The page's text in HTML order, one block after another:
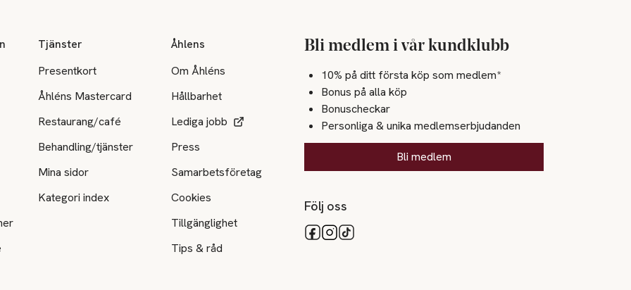
Tjänster
Presentkort
Åhléns Mastercard
Restaurang/café
Behandling/tjänster
Mina sidor
Kategori index
Åhlens
Om Åhléns
Hållbarhet
Lediga jobb
Press
Samarbetsföretag
Cookies
Tillgänglighet
Tips & råd
Bli medlem i vår kundklubb
10% på ditt första köp som medlem*
Bonus på alla köp
Bonuscheckar
Personliga & unika medlemserbjudanden
Bli medlem
Följ oss